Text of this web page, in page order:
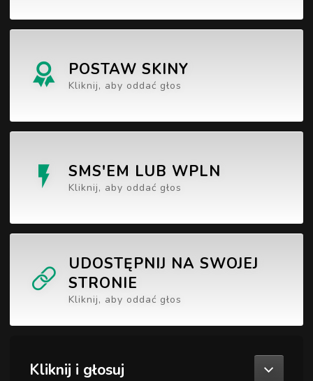
POSTAW SKINY
Kliknij, aby oddać głos
SMS'EM LUB WPLN
Kliknij, aby oddać głos
UDOSTĘPNIJ NA SWOJEJ
STRONIE
Kliknij, aby oddać głos
Kliknij i głosuj